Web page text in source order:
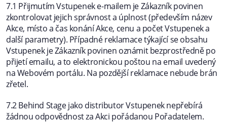
7.1 Přijmutím Vstupenek e-mailem je Zákazník povinen
zkontrolovat jejich správnost a úplnost (především název
Akce, místo a čas konání Akce, cenu a počet Vstupenek a
další parametry). Případné reklamace týkající se obsahu
Vstupenek je Zákazník povinen oznámit bezprostředně po
přijetí emailu, a to elektronickou poštou na email uvedený
na Webovém portálu. Na pozdější reklamace nebude brán
zřetel.
7.2 Behind Stage jako distributor Vstupenek nepřebírá
žádnou odpovědnost za Akci pořádanou Pořadatelem.